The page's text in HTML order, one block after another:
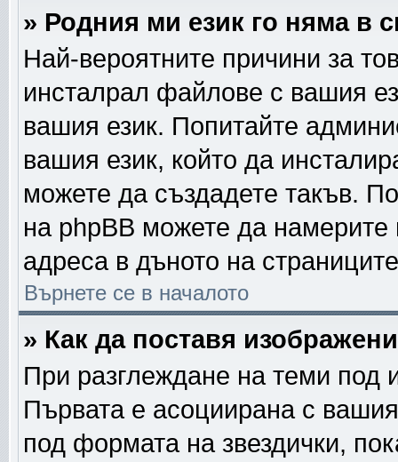
» Родния ми език го няма в
Най-вероятните причини за
инсталрал файлове с вашия
вашия език. Попитайте
вашия език, който да
можете да създадете такъв.
на phpBB можете да
адреса в дъното на
Върнете се в началото
» Как да поставя
При разглеждане на теми под
Първата е асоциирана с
под формата на звездички,